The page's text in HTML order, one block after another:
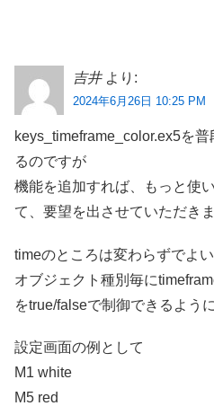
吉井 より:
2024年6月26日 10:25 PM
keys_timeframe_color.ex5を
るのですが
機能を追加すれば、もっと使
て、要望を出させていただきま
timeのところは変わらずでよい
オブジェクト種別毎に
をtrue/falseで制御できるよう
設定画面の例として
M1 white
M5 red